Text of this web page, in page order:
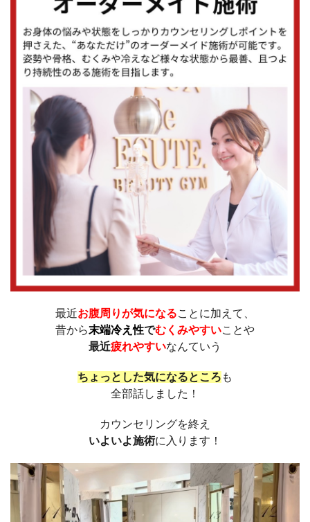
最近お腹周りが気になることに加えて、
昔から末端冷え性でむくみやすいことや
最近疲れやすいなんていう
ちょっとした気になるところ も
全部話しました！
カウンセリングを終え
いよいよ施術に入ります！
動
画
プ